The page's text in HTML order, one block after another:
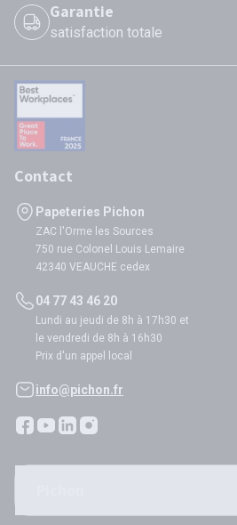
Garantie
satisfaction totale
Contact
Papeteries Pichon
ZAC l'Orme les Sources
750 rue Colonel Louis Lemaire
42340 VEAUCHE cedex
04 77 43 46 20
Lundi au jeudi de 8h à 17h30 et
le vendredi de 8h à 16h30
Prix d'un appel local
info@pichon.fr